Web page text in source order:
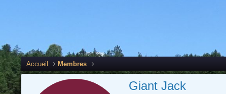
Accueil Membres
Giant Jack